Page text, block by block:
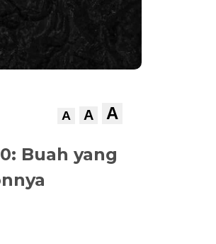
A A A
Buah yang